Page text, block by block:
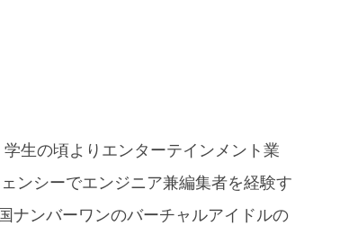
生の頃よりエンターテインメント業
ンシーでエンジニア兼編集者を経験す
ナンバーワンのバーチャルアイドルの